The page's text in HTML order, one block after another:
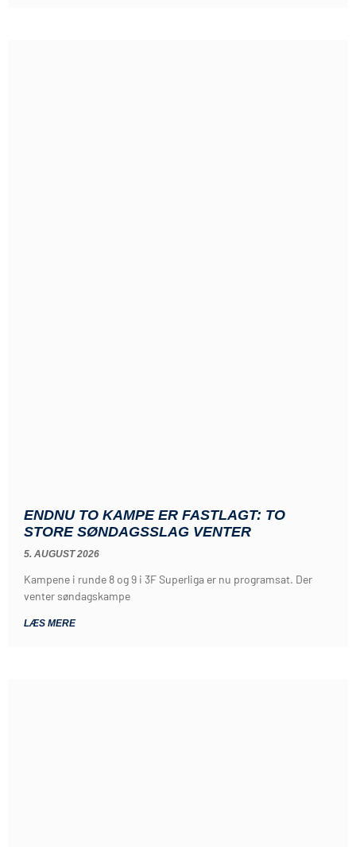
ENDNU TO KAMPE ER FASTLAGT: TO
STORE SØNDAGSSLAG VENTER
5. AUGUST 2026
Kampene i runde 8 og 9 i 3F Superliga er nu programsat. Der
venter søndagskampe
LÆS MERE